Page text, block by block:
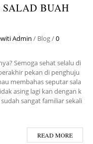
BUAH
Admin / Blog/0
Semoga sehat selalu di
pekan di penghuju
membahas seputar sala
asing lagi kan dengan k
sangat familiar sekali
READ MORE